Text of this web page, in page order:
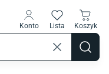
Konto Lista Koszyk